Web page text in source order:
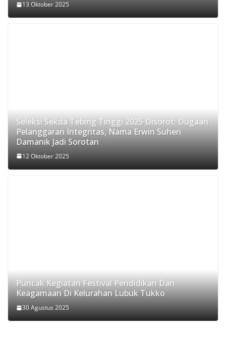
13 Oktober 2025
Seleksi Sekda Tebing Tinggi 2025 Disorot: Dugaan
Pelanggaran Integritas, Nama Erwin Suheri
Damanik Jadi Sorotan
12 Oktober 2025
Puncak Kegiatan Festival Pendidikan Dan
Keagamaan Di Kelurahan Lubuk Tukko
30 Agustus 2025